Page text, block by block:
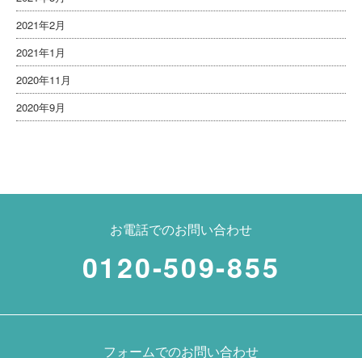
2021年2月
2021年1月
2020年11月
2020年9月
お電話でのお問い合わせ
0120-509-855
フォームでのお問い合わせ